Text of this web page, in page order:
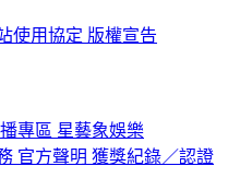
使用協定 版權宣告
專區 星藝象娛樂
官方聲明 獲獎紀錄／認證